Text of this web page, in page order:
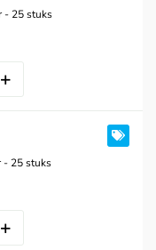
- 25 stuks
- 25 stuks